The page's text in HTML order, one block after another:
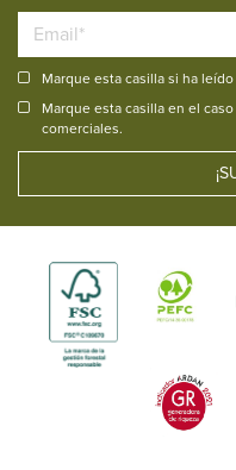
Marque esta casilla si ha
Marque esta casilla en el
comerciales.